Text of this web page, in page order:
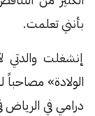
بأنني تعلمت.
إنشغلت
الولادة»